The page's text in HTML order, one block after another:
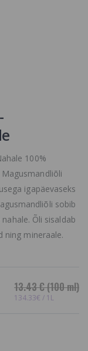
100%
igapäevaseks
sobib
Õli sisaldab
ning mineraale.
13.43 €(100 ml)
134.33€ / 1L
Goldwell
DualSenses
Repair, Palsam
Kuivadele ja
Stressis
38.95 €